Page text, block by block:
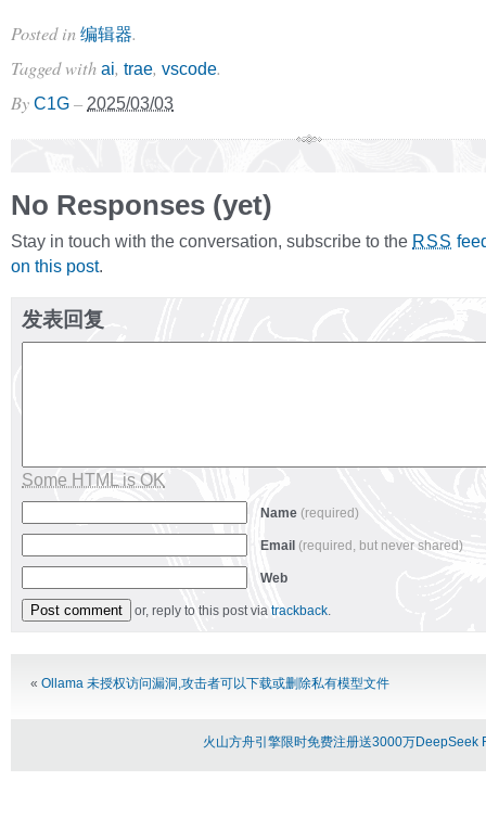
Posted in 编辑器.
Tagged with ai, trae, vscode.
By C1G – 2025/03/03
No Responses (yet)
Stay in touch with the conversation, subscribe to the RSS
on this post.
发表回复
Some HTML is OK
Name (required)
Email (required, but never shared)
Web
or, reply to this post via trackback.
« Ollama 未授权访问漏洞,攻击者可以下载或删除私有模型文件
火山方舟引擎限时免费注册送3000万DeepSeek